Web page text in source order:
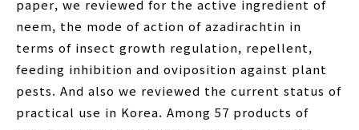
paper, we reviewed for the active ingredient of
neem, the mode of action of azadirachtin in
terms of insect growth regulation, repellent,
feeding inhibition and oviposition against plant
pests. And also we reviewed the current status of
practical use in Korea. Among 57 products of